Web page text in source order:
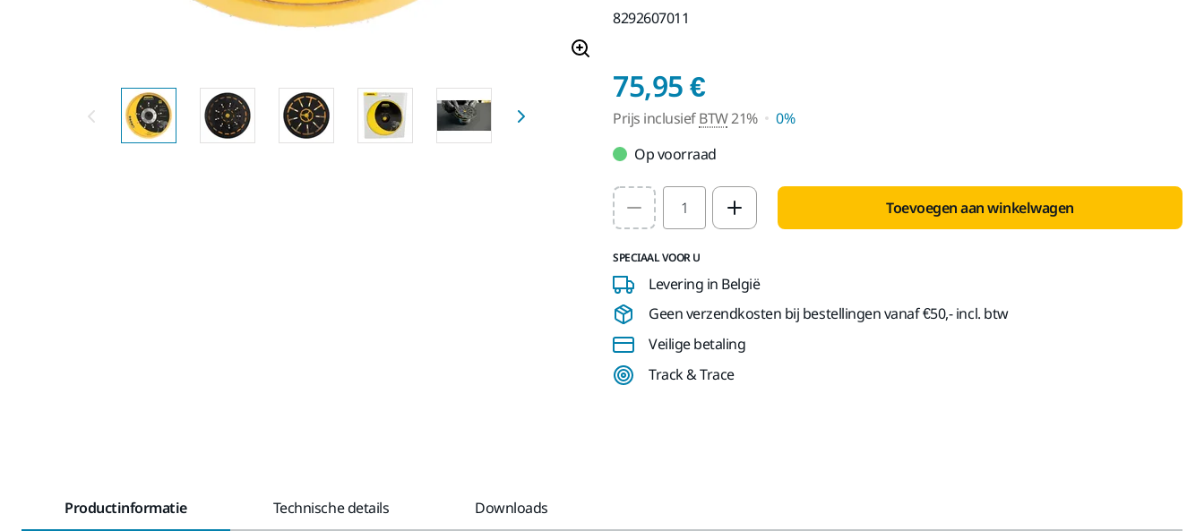
8292607011
75,95 €Prijs inclusief BTW 21%
Prijs inclusiefBTW21%
0%
Op voorraad
Select quantity value Toevoegen aan winkelwagen
SPECIAAL VOOR U
Levering in België
Geen verzendkosten bij bestellingen vanaf €50,- incl. btw
Veilige betaling
Track & Trace
Productinformatie Technische details Downloads